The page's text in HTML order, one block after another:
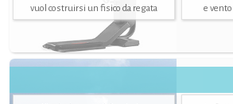
vuol costruirsi un fisico da regata
e vento